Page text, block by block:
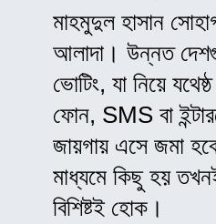
মাহমুদুল হাসান
আলাদা। উন্নত
ভোটিং, যা নিয়ে
ফোন, SMS বা
জায়গায় এসে জমা
মাধ্যমে কিছু হয়
বিশিষ্টই হোক।